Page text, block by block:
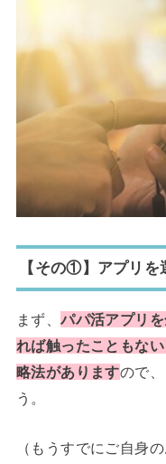
【その①】アプリ
まず、パパ活アプリ
れば触ったこともな
略法がありますので
う。
（もうすでにご自身